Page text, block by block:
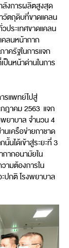
ลังการผลิตสูงสุด
วัตถุดิบที่ขาดแคลน
ประเทศขาดแคลน
คลนหน้ากาก
าครัฐในการแจก
นหน้าด่านในการ
รแพทย์ไปสู่
ฎาคม 2563 แจก
ยาบาล จำนวน 4
นเครือข่ายกาชาด
นได้เข้าสู่ระยะที่ 3
กากอนามัยใน
ามต้องการใน
ปกติ โรงพยาบาล